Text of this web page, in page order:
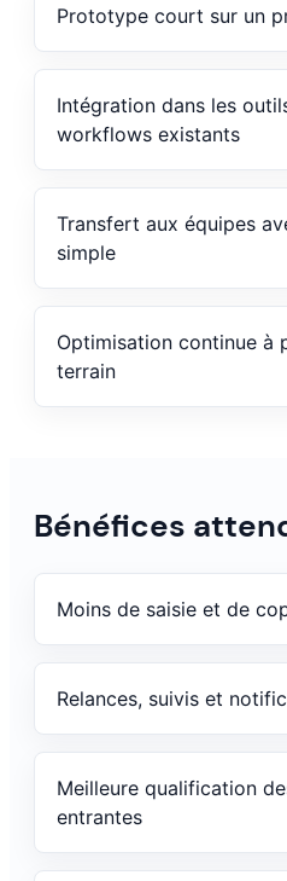
Prototype court sur un
Intégration dans les
workflows existants
Transfert aux équipes
simple
Optimisation continue à
terrain
Bénéfices
Moins de saisie et de
Relances, suivis et
Meilleure qualification
entrantes